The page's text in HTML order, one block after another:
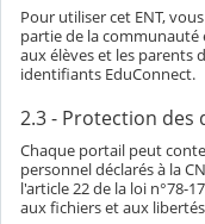
Pour utiliser cet ENT,
partie de la communauté
aux élèves et les parents
identifiants EduConnect.
2.3 - Protection des
Chaque portail peut
personnel déclarés à la
l'article 22 de la loi n°78-
aux fichiers et aux